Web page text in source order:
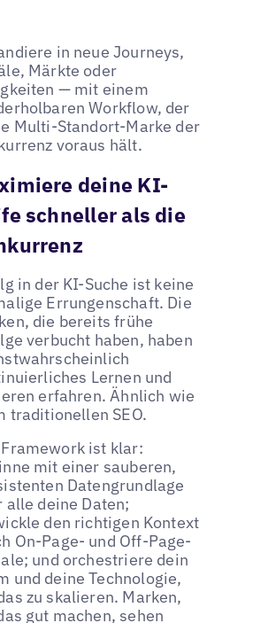
in neue Journeys,
Märkte oder
— mit einem
Workflow, der
Multi-Standort-Marke der
voraus hält.
deine KI-
schneller als die
in der KI-Suche ist keine
Errungenschaft. Die
die bereits frühe
verbucht haben, haben
Lernen und
erfahren. Ähnlich wie
traditionellen SEO.
Framework ist klar:
mit einer sauberen,
Datengrundlage
alle deine Daten;
den richtigen Kontext
On-Page- und Off-Page-
und orchestriere dein
und deine Technologie,
zu skalieren. Marken,
gut machen, sehen